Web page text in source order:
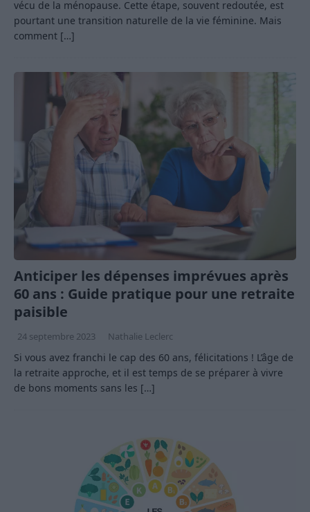
vécu de la ménopause. Cette étape, souvent redoutée, est
pourtant une transition naturelle de la vie féminine. Mais
comment […]
Anticiper les dépenses imprévues après
60 ans : Guide pratique pour une retraite
paisible
24 septembre 2023 Nathalie Leclerc
Si vous avez franchi le cap des 60 ans, félicitations ! L’âge de
la retraite approche, et il est temps de se préparer à vivre
de bons moments sans les […]